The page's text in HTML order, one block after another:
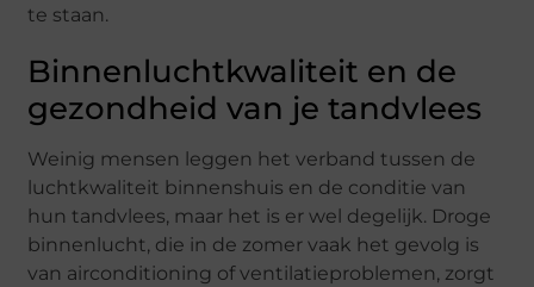
te staan.
Binnenluchtkwaliteit en de
gezondheid van je tandvlees
Weinig mensen leggen het verband tussen de
luchtkwaliteit binnenshuis en de conditie van
hun tandvlees, maar het is er wel degelijk. Droge
binnenlucht, die in de zomer vaak het gevolg is
van airconditioning of ventilatieproblemen, zorgt